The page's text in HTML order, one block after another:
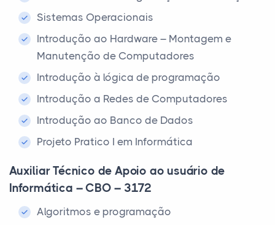
Sistemas Operacionais
Introdução ao Hardware – Montagem e
Manutenção de Computadores
Introdução à lógica de programação
Introdução a Redes de Computadores
Introdução ao Banco de Dados
Projeto Pratico I em Informática
Auxiliar Técnico de Apoio ao usuário de
Informática – CBO – 3172
Algoritmos e programação